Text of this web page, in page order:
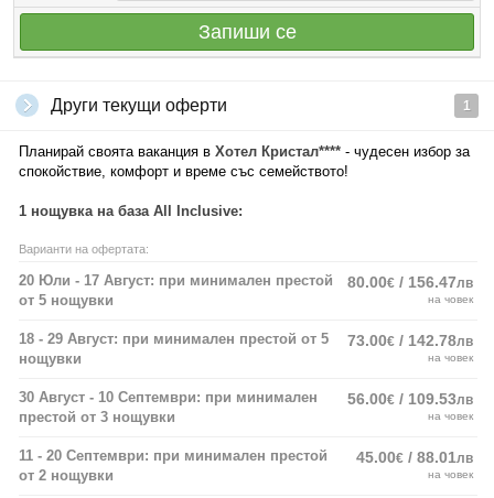
Запиши се
Други текущи оферти 1
Планирай своята ваканция в Хотел Кристал**** - чудесен избор за
спокойствие, комфорт и време със семейството!
1 нощувка на база All Inclusive:
Варианти на офертата:
20 Юли - 17 Август: при минимален престой
от 5 нощувки
80.00€ / 156.47лв
на човек
18 - 29 Август: при минимален престой от 5
нощувки
73.00€ / 142.78лв
на човек
30 Август - 10 Септември: при минимален
престой от 3 нощувки
56.00€ / 109.53лв
на човек
11 - 20 Септември: при минимален престой
от 2 нощувки
45.00€ / 88.01лв
на човек